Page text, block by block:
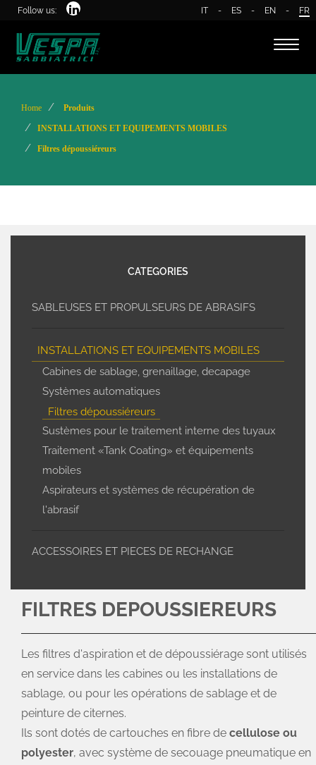
Follow us: IT - ES - EN - FR
Home Produits
INSTALLATIONS ET EQUIPEMENTS MOBILES
Filtres dépoussiéreurs
CATEGORIES
SABLEUSES ET PROPULSEURS DE ABRASIFS
INSTALLATIONS ET EQUIPEMENTS MOBILES
Cabines de sablage, grenaillage, decapage
Systèmes automatiques
Filtres dépoussiéreurs
Sustèmes pour le traitement interne des tuyaux
Traitement «Tank Coating» et équipements
mobiles
Aspirateurs et systèmes de récupération de
l'abrasif
ACCESSOIRES ET PIECES DE RECHANGE
FILTRES DEPOUSSIEREURS
Les filtres d'aspiration et de dépoussiérage sont utilisés
en service dans les cabines ou les installations de
sablage, ou pour les opérations de sablage et de
peinture de citernes.
Ils sont dotés de cartouches en fibre de cellulose ou
polyester, avec système de secouage pneumatique en